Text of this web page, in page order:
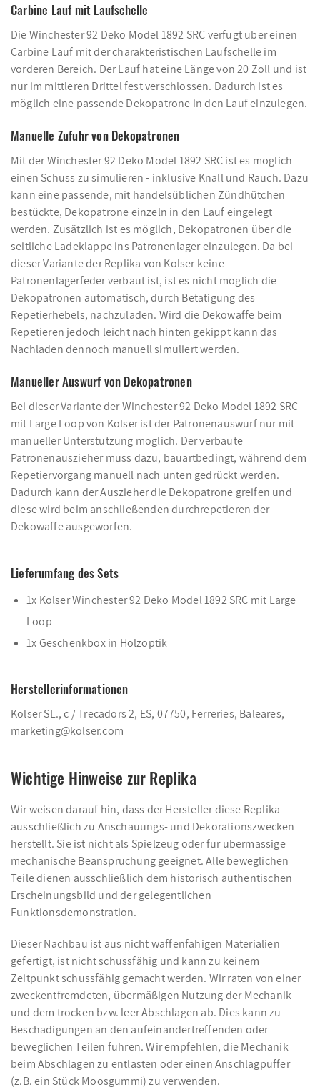
Carbine Lauf mit Laufschelle
Die Winchester 92 Deko Model 1892 SRC verfügt über einen
Carbine Lauf mit der charakteristischen Laufschelle im
vorderen Bereich. Der Lauf hat eine Länge von 20 Zoll und ist
nur im mittleren Drittel fest verschlossen. Dadurch ist es
möglich eine passende Dekopatrone in den Lauf einzulegen.
Manuelle Zufuhr von Dekopatronen
Mit der Winchester 92 Deko Model 1892 SRC ist es möglich
einen Schuss zu simulieren - inklusive Knall und Rauch. Dazu
kann eine passende, mit handelsüblichen Zündhütchen
bestückte, Dekopatrone einzeln in den Lauf eingelegt
werden. Zusätzlich ist es möglich, Dekopatronen über die
seitliche Ladeklappe ins Patronenlager einzulegen. Da bei
dieser Variante der Replika von Kolser keine
Patronenlagerfeder verbaut ist, ist es nicht möglich die
Dekopatronen automatisch, durch Betätigung des
Repetierhebels, nachzuladen. Wird die Dekowaffe beim
Repetieren jedoch leicht nach hinten gekippt kann das
Nachladen dennoch manuell simuliert werden.
Manueller Auswurf von Dekopatronen
Bei dieser Variante der Winchester 92 Deko Model 1892 SRC
mit Large Loop von Kolser ist der Patronenauswurf nur mit
manueller Unterstützung möglich. Der verbaute
Patronenauszieher muss dazu, bauartbedingt, während dem
Repetiervorgang manuell nach unten gedrückt werden.
Dadurch kann der Auszieher die Dekopatrone greifen und
diese wird beim anschließenden durchrepetieren der
Dekowaffe ausgeworfen.
Lieferumfang des Sets
1x Kolser Winchester 92 Deko Model 1892 SRC mit Large
Loop
1x Geschenkbox in Holzoptik
Herstellerinformationen
Kolser SL., c / Trecadors 2, ES, 07750, Ferreries, Baleares,
marketing@kolser.com
Wichtige Hinweise zur Replika
Wir weisen darauf hin, dass der Hersteller diese Replika
ausschließlich zu Anschauungs- und Dekorationszwecken
herstellt. Sie ist nicht als Spielzeug oder für übermässige
mechanische Beanspruchung geeignet. Alle beweglichen
Teile dienen ausschließlich dem historisch authentischen
Erscheinungsbild und der gelegentlichen
Funktionsdemonstration.
Dieser Nachbau ist aus nicht waffenfähigen Materialien
gefertigt, ist nicht schussfähig und kann zu keinem
Zeitpunkt schussfähig gemacht werden. Wir raten von einer
zweckentfremdeten, übermäßigen Nutzung der Mechanik
und dem trocken bzw. leer Abschlagen ab. Dies kann zu
Beschädigungen an den aufeinandertreffenden oder
beweglichen Teilen führen. Wir empfehlen, die Mechanik
beim Abschlagen zu entlasten oder einen Anschlagpuffer
(z.B. ein Stück Moosgummi) zu verwenden.